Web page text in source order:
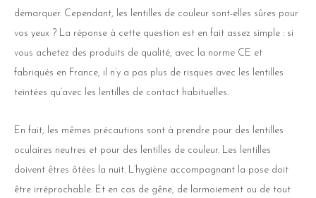
démarquer. Cependant, les lentilles de couleur sont-elles sûres pour
vos yeux ? La réponse à cette question est en fait assez simple : si
vous achetez des produits de qualité, avec la norme CE et
fabriqués en France, il n’y a pas plus de risques avec les lentilles
teintées qu’avec les lentilles de contact habituelles.
En fait, les mêmes précautions sont à prendre pour des lentilles
oculaires neutres et pour des lentilles de couleur. Les lentilles
doivent êtres ôtées la nuit. L’hygiène accompagnant la pose doit
être irréprochable. Et en cas de gêne, de larmoiement ou de tout